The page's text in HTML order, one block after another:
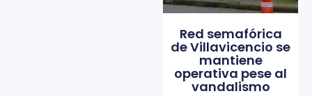
Red semafórica
de Villavicencio se
mantiene
operativa pese al
vandalismo